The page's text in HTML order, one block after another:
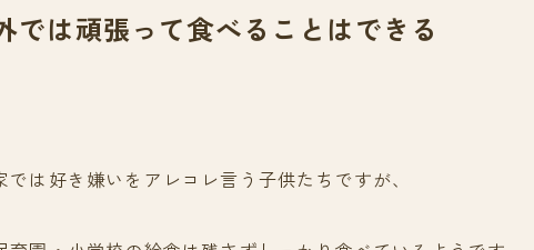
では頑張って食べることはできる
では好き嫌いをアレコレ言う子供たちですが、